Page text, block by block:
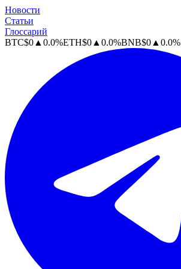
Новости
Статьи
Глоссарий
BTC$0 ▲ 0.0%ETH$0 ▲ 0.0%BNB$0 ▲ 0.0%